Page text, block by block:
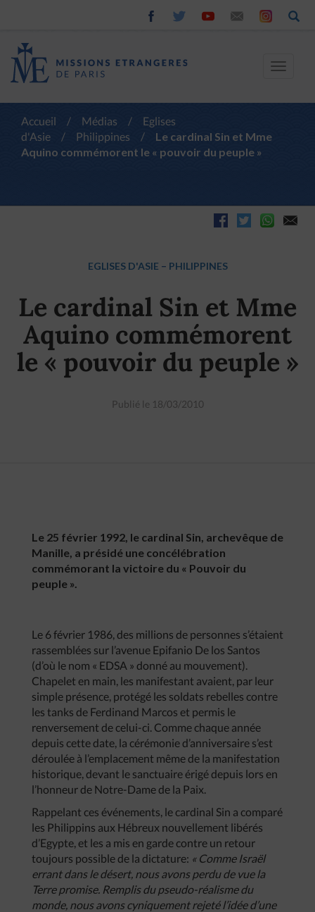
Toggle
Accueil / Médias /
Eglises
d'Asie
/ Philippines /
Le cardinal Sin et Mme
Aquino commémorent le « pouvoir du peuple »
EGLISES D'ASIE – PHILIPPINES
Le cardinal Sin et Mme
Aquino commémorent
le « pouvoir du peuple »
Publié le 18/03/2010
Le 25 février 1992, le cardinal Sin, archevêque de
Manille, a présidé une concélébration
commémorant la victoire du « Pouvoir du
peuple ».
Le 6 février 1986, des millions de personnes s’étaient
rassemblées sur l’avenue Epifanio De los Santos
(d’où le nom « EDSA » donné au mouvement).
Chapelet en main, les manifestant avaient, par leur
simple présence, protégé les soldats rebelles contre
les tanks de Ferdinand Marcos et permis le
renversement de celui-ci. Comme chaque année
depuis cette date, la cérémonie d’anniversaire s’est
déroulée à l’emplacement même de la manifestation
historique, devant le sanctuaire érigé depuis lors en
l’honneur de Notre-Dame de la Paix.
Rappelant ces événements, le cardinal Sin a comparé
les Philippins aux Hébreux nouvellement libérés
d’Egypte, et les a mis en garde contre un retour
toujours possible de la dictature: « Comme Israël
errant dans le désert, nous avons perdu de vue la
Terre promise. Remplis du pseudo-réalisme du
monde, nous avons cyniquement rejeté l’idée d’une